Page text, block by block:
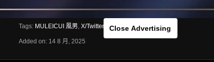
Close Advertising
Category:Asia
Tags: MULEICUI 風男, X/Twitter
Added on: 14 8 月, 2025